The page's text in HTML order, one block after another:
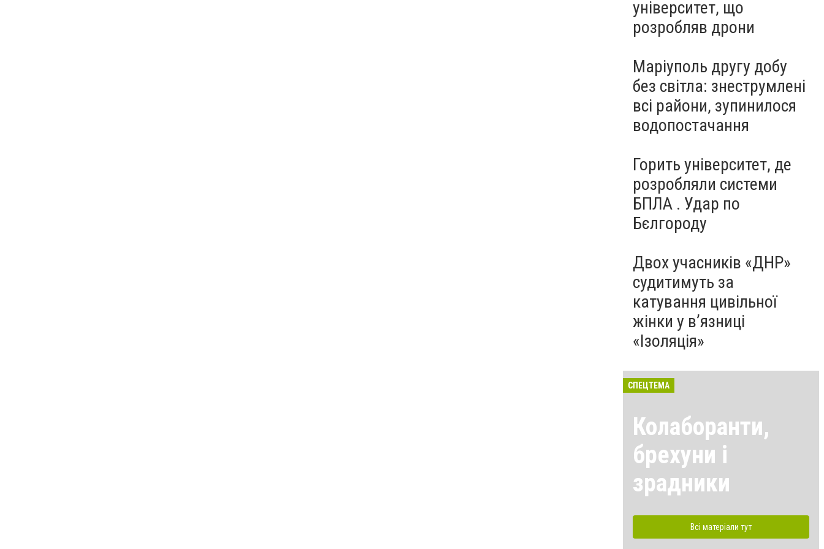
університет, що
розробляв дрони
Маріуполь другу добу
без світла: знеструмлені
всі райони, зупинилося
водопостачання
Горить університет, де
розробляли системи
БПЛА . Удар по
Бєлгороду
Двох учасників «ДНР»
судитимуть за
катування цивільної
жінки у в’язниці
«Ізоляція»
СПЕЦТЕМА
Колаборанти,
брехуни і
зрадники
Всі матеріали тут